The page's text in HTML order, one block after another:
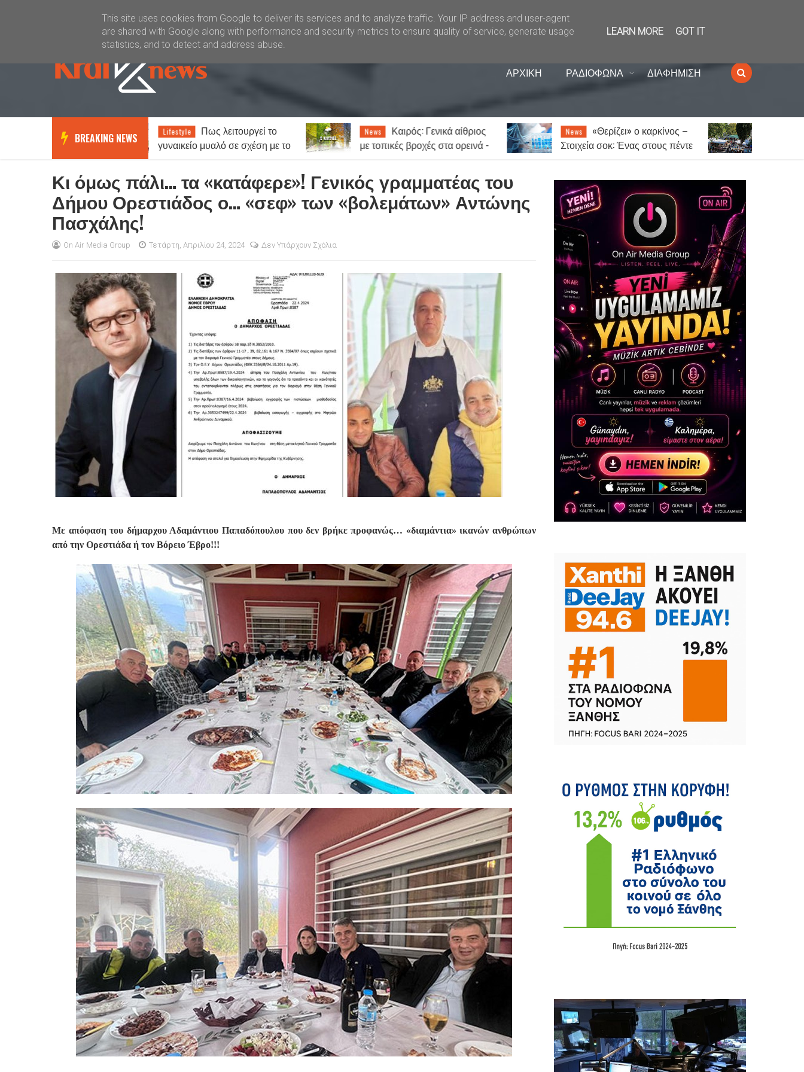
Καλώς ήλθατε Kral News
ΑΡΧΙΚΗ ΡΑΔΙΟΦΩΝΑ ΔΙΑΦΗΜΙΣΗ
BREAKING NEWS
Πως λειτουργεί το
γυναικείο μυαλό σε σχέση με το
News
Καιρός: Γενικά αίθριος
με τοπικές βροχές στα ορεινά -
News
«Θερίζει» ο καρκίνος –
Στοιχεία σοκ: Ένας στους πέντε
News
Ξάνθη: Την Παρασκευή
14 Αυγούστου το παζάρι λόγω
Κι όμως πάλι… τα «κατάφερε»! Γενικός γραμματέας του
Δήμου Ορεστιάδος ο… «σεφ» των «βολεμάτων» Αντώνης
Πασχάλης!
On Air Media Group Τετάρτη, Απριλίου 24, 2024 Δεν Υπάρχουν Σχόλια
Με απόφαση του δήμαρχου Αδαμάντιου Παπαδόπουλου που δεν βρήκε προφανώς… «διαμάντια» ικανών ανθρώπων
από την Ορεστιάδα ή τον Βόρειο Έβρο!!!
This site uses cookies from Google to deliver its services and to analyze traffic. Your IP address and user-agent
are shared with Google along with performance and security metrics to ensure quality of service, generate usage
statistics, and to detect and address abuse.
LEARN MORE GOT IT